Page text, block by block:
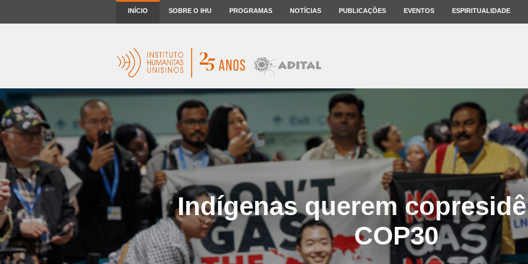
INÍCIO SOBRE O IHU PROGRAMAS NOTÍCIAS PUBLICAÇÕES EVENTOS ESPIRITUALIDADE
Indígenas querem
COP30